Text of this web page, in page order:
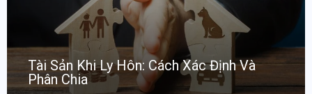
Tài Sản Khi Ly Hôn: Cách Xác Định Và
Phân Chia